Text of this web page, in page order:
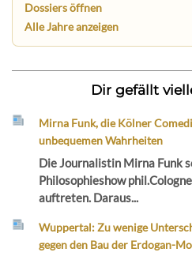
Dossiers öffnen
Alle Jahre anzeigen
Dir gefällt
Mirna Funk, die Kölner
unbequemen Wahrheiten
Die Journalistin Mirna Funk
Philosophieshow
auftreten. Daraus...
Wuppertal: Zu wenige
gegen den Bau der Erdogan-